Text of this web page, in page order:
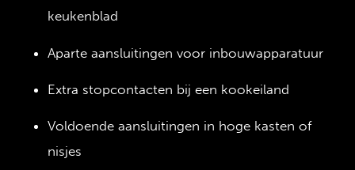
keukenblad
Aparte aansluitingen voor inbouwapparatuur
Extra stopcontacten bij een kookeiland
Voldoende aansluitingen in hoge kasten of
nisjes